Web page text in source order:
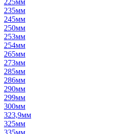
225мм
235мм
245мм
250мм
253мм
254мм
265мм
273мм
285мм
286мм
290мм
299мм
300мм
323,9мм
325мм
335мм